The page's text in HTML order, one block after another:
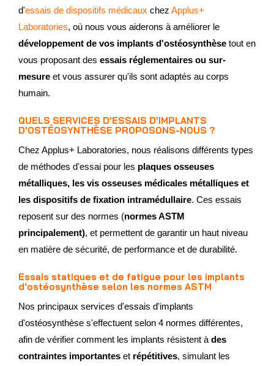
d'essais de dispositifs médicaux chez Applus+
Laboratories, où nous vous aiderons à améliorer le
développement de vos implants d'ostéosynthèse tout en
vous proposant des essais réglementaires ou sur-
mesure et vous assurer qu'ils sont adaptés au corps
humain.
QUELS SERVICES D'ESSAIS D'IMPLANTS
D'OSTÉOSYNTHÈSE PROPOSONS-NOUS ?
Chez Applus+ Laboratories, nous réalisons différents types
de méthodes d'essai pour les plaques osseuses
métalliques, les vis osseuses médicales métalliques et
les dispositifs de fixation intramédullaire. Ces essais
reposent sur des normes (normes ASTM
principalement), et permettent de garantir un haut niveau
en matière de sécurité, de performance et de durabilité.
Essais statiques et de fatigue pour les implants
d'ostéosynthèse selon les normes ASTM
Nos principaux services d'essais d'implants
d'ostéosynthèse s'effectuent selon 4 normes différentes,
afin de vérifier comment les implants résistent à des
contraintes importantes et répétitives, simulant les